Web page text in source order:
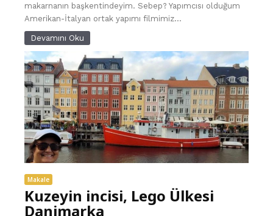
makarnanın başkentindeyim. Sebep? Yapımcısı olduğum
Amerikan-İtalyan ortak yapımı filmimiz...
Devamını Oku
Makale
Kuzeyin incisi, Lego Ülkesi
Danimarka